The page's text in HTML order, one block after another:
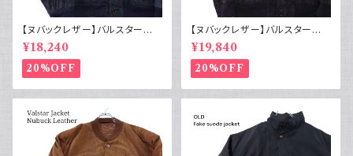
【ヌバックレザー】バルスター型
ブルゾンジャケット ユーロ古着
ヴィンテージ 紺
¥18,240
20%OFF
【ヌバックレザー】バルスター型
ブルゾンジャケット イタリア ヴィ
ンテージ 黒
¥19,840
20%OFF